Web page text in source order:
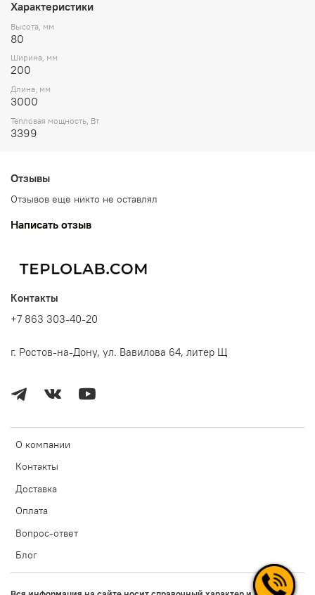
Характеристики
Высота, мм
80
Ширина, мм
200
Длина, мм
3000
Тепловая мощность, Вт
3399
Отзывы
Отзывов еще никто не оставлял
Написать отзыв
О компании
Контакты
Доставка
Оплата
Вопрос-ответ
Блог
Контакты
+7 863 303-40-20
г. Ростов-на-Дону, ул. Вавилова 64, литер Щ